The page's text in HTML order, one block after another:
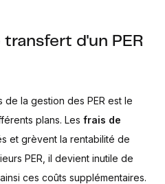
d'un PER
la gestion des PER est le
plans. Les frais de
et grèvent la rentabilité de
PER, il devient inutile de
ces coûts supplémentaires.